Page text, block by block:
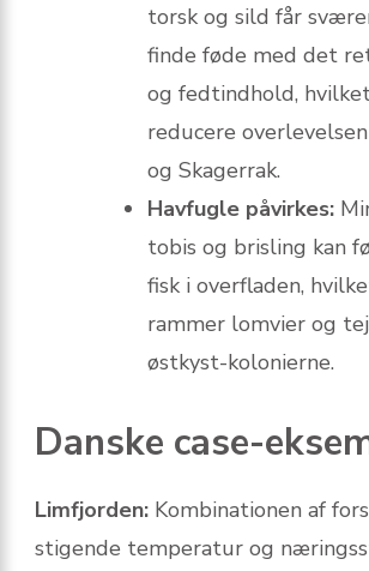
torsk og sild får
finde føde med det
og fedtindhold,
reducere
og Skagerrak.
Havfugle påvirkes:
tobis og brisling kan
fisk i overfladen,
rammer lomvier og
østkyst-kolonierne.
Danske case-
Limfjorden: Kombinationen af
stigende temperatur og